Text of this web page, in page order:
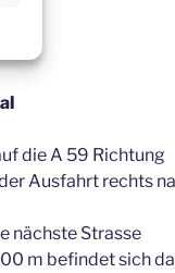
die A 59 Richtung
Ausfahrt rechts
nächste Strasse
m befindet sich